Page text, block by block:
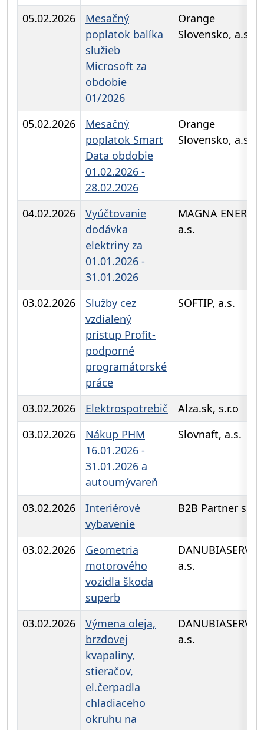
05.02.2026
Mesačný
poplatok balíka
služieb
Microsoft za
obdobie
01/2026
Orange
Slovensko, a.s..
05.02.2026
Mesačný
poplatok Smart
Data obdobie
01.02.2026 -
28.02.2026
Orange
Slovensko, a.s..
04.02.2026
Vyúčtovanie
dodávka
elektriny za
01.01.2026 -
31.01.2026
MAGNA
a.s.
03.02.2026
Služby cez
vzdialený
prístup Profit-
podporné
programátorské
práce
SOFTIP, a.s.
03.02.2026 Elektrospotrebič
Alza.sk, s.r.o
03.02.2026
Nákup PHM
16.01.2026 -
31.01.2026 a
autoumývareň
Slovnaft, a.s.
03.02.2026
Interiérové
vybavenie
B2B Partner s.r.o.
03.02.2026
Geometria
motorového
vozidla škoda
superb
a.s.
03.02.2026
Výmena oleja,
brzdovej
kvapaliny,
stieračov,
el.čerpadla
chladiaceho
okruhu na
a.s.